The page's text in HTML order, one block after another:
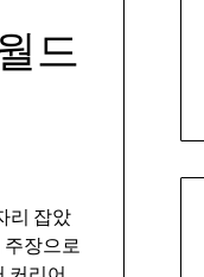
드
리 잡았
장으로